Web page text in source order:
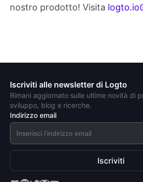
nostro prodotto! Visita logto.io
Iscriviti alle newsletter di Logto
Rimani aggiornato sulle ultime novità di
sviluppo, blog e ricerche.
Indirizzo email
Iscriviti